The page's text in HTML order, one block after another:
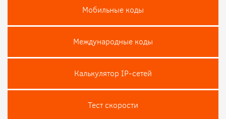
Мобильные коды
Международные коды
Калькулятор IP-сетей
Тест скороcти